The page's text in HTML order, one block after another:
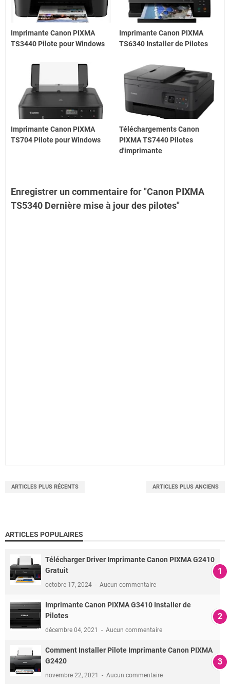
Imprimante Canon PIXMA
TS3440 Pilote pour Windows
Imprimante Canon PIXMA
TS6340 Installer de Pilotes
Imprimante Canon PIXMA
TS704 Pilote pour Windows
Téléchargements Canon
PIXMA TS7440 Pilotes
d'imprimante
Enregistrer un commentaire for "Canon PIXMA
TS5340 Dernière mise à jour des pilotes"
ARTICLES PLUS RÉCENTS ARTICLES PLUS ANCIENS
ARTICLES POPULAIRES
Télécharger Driver Imprimante Canon PIXMA G2410
Gratuit
octobre 17, 2024 Aucun commentaire
Imprimante Canon PIXMA G3410 Installer de
Pilotes
décembre 04, 2021 Aucun commentaire
Comment Installer Pilote Imprimante Canon PIXMA
G2420
novembre 22, 2021 Aucun commentaire